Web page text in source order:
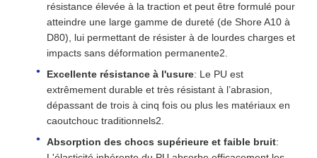
résistance élevée à la traction et peut être formulé pour
atteindre une large gamme de dureté (de Shore A10 à
D80), lui permettant de résister à de lourdes charges et
impacts sans déformation permanente2.
Excellente résistance à l'usure: Le PU est
extrêmement durable et très résistant à l’abrasion,
dépassant de trois à cinq fois ou plus les matériaux en
caoutchouc traditionnels2.
Absorption des chocs supérieure et faible bruit: